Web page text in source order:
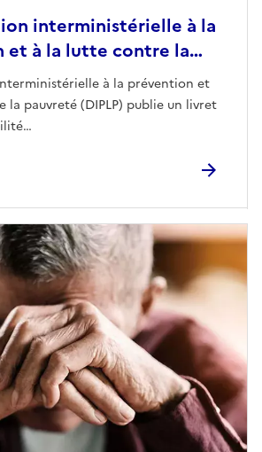
interministérielle à la
et à la lutte contre la…
à la prévention et
la pauvreté (DIPLP) publie un livret